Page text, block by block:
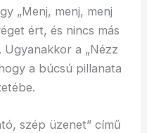
„Menj, menj, menj
ért, és nincs más
a „Nézz
a búcsú pillanata
szép üzenet” című